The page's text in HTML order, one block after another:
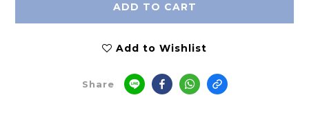
ADD TO CART
Add to Wishlist
Share